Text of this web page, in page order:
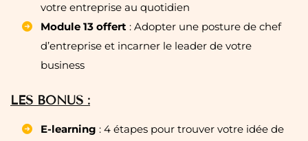
votre entreprise au quotidien
Module 13 offert : Adopter une posture de chef
d’entreprise et incarner le leader de votre
business
LES BONUS :
E-learning : 4 étapes pour trouver votre idée de